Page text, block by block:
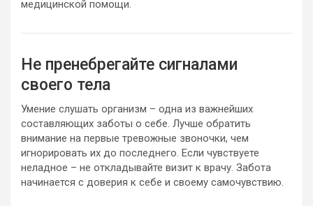
медицинской помощи.
Не пренебрегайте сигналами
своего тела
Умение слушать организм – одна из важнейших
составляющих заботы о себе. Лучше обратить
внимание на первые тревожные звоночки, чем
игнорировать их до последнего. Если чувствуете
неладное – не откладывайте визит к врачу. Забота
начинается с доверия к себе и своему самочувствию.